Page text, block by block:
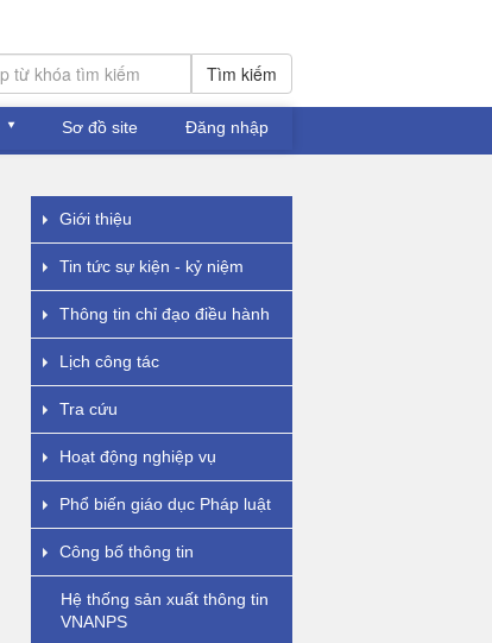
Tìm kiếm
Sơ đồ site Đăng nhập
Giới thiệu
Tin tức sự kiện - kỷ niệm
Thông tin chỉ đạo điều hành
Lịch công tác
Tra cứu
Hoạt động nghiệp vụ
Phổ biến giáo dục Pháp luật
Công bố thông tin
Hệ thống sản xuất thông tin
VNANPS